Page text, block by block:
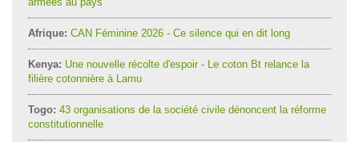
Afrique: CAN Féminine 2026 - Ce silence qui en dit long
Kenya: Une nouvelle récolte d'espoir - Le coton Bt relance la
filière cotonnière à Lamu
Togo: 43 organisations de la société civile dénoncent la réforme
constitutionnelle